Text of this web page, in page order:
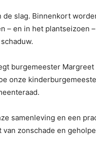
de slag. Binnenkort
– en in het plantseizoen
burgemeester
onze
samenleving en een
zonschade en